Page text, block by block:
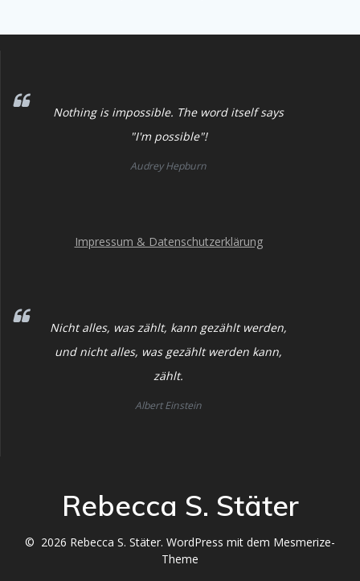
Nothing is impossible. The word itself says
"I'm possible"!
Audrey Hepburn
Impressum & Datenschutzerklärung
Nicht alles, was zählt, kann gezählt werden,
und nicht alles, was gezählt werden kann,
zählt.
Albert Einstein
Rebecca S. Stäter
© 2026 Rebecca S. Stäter. WordPress mit dem Mesmerize-
Theme